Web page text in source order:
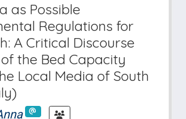
as Possible
Regulations for
A Critical Discourse
the Bed Capacity
Local Media of South